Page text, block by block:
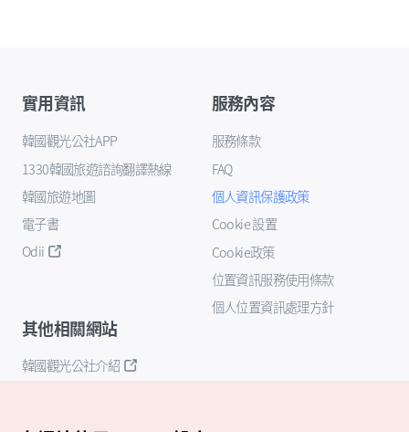
實用資訊
韓國觀光公社APP
1330韓國旅遊諮詢翻譯熱線
韓國旅遊地圖
電子書
Odii
服務內容
服務條款
FAQ
個人資訊保護政策
Cookie 設置
Cookie政策
位置資訊服務使用條款
個人位置資訊處理方針
其他相關網站
韓國觀光公社介紹